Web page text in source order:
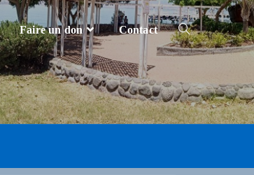
Faire un don Contact